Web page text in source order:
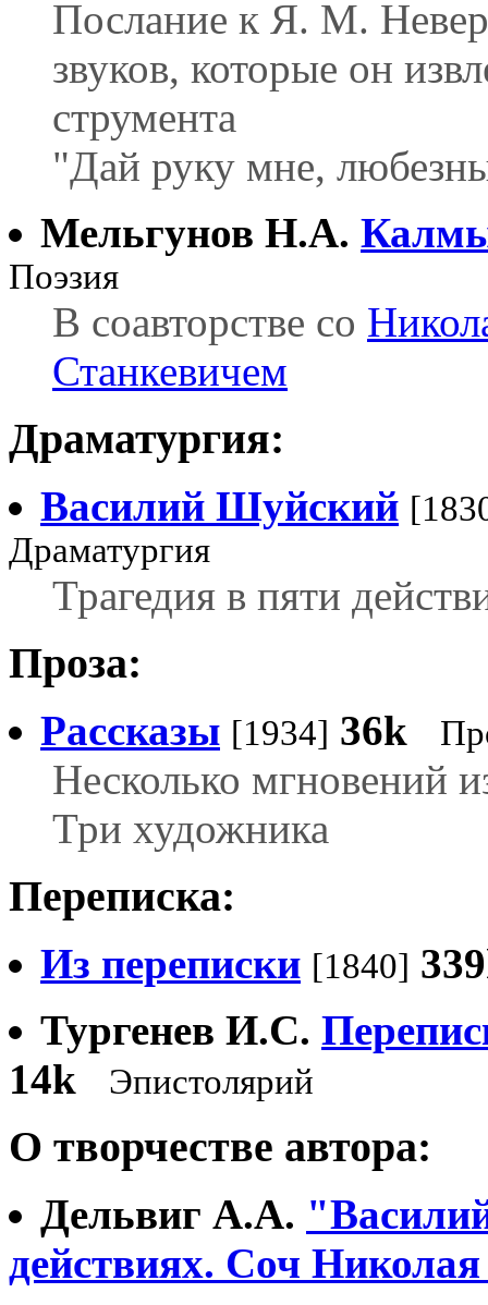
Послание к Я. М.
звуков, которые он
струмента
"Дай руку мне,
Мельгунов Н.А.
Поэзия
В соавторстве со
Станкевичем
Драматургия:
Василий Шуйский
Драматургия
Трагедия в пяти
Проза:
Рассказы [1934] 36k
Несколько мгновений
Три художника
Переписка:
Из переписки [1840]
Тургенев И.С.
14k
Эпистолярий
О творчестве автора:
Дельвиг А.А.
действиях. Соч